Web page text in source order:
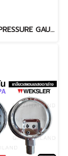
"WEKSLER" PRESSURE GAUGE MODEL : BA4CYPG2LW RANGE : 0-160 PSI & 0-1100 KPA